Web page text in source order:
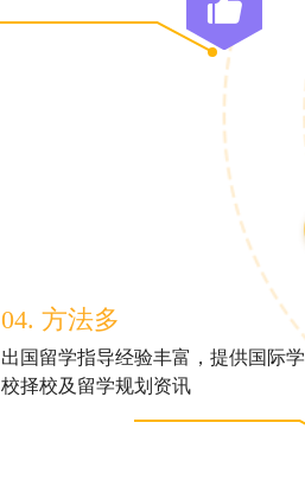
04. 方法多
出国留学指导经验丰富，提供国际学
校择校及留学规划资讯